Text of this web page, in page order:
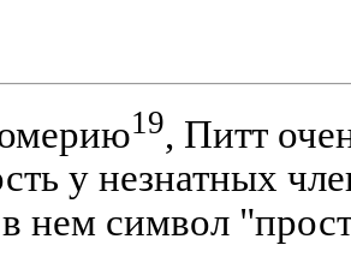
19, Питт
у незнатных
нем символ